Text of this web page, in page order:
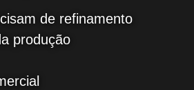
de refinamento
produção